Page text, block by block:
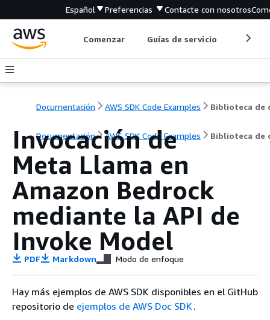
Español Preferencias Contacte con nosotros
Comenzar Guías de servicio
Documentación AWS SDK Code Examples
Documentación AWS SDK Code Examples Biblioteca de
Invocación de
Meta Llama en
Amazon Bedrock
mediante la API de
Invoke Model
PDF Markdown Modo de enfoque
Hay más ejemplos de AWS SDK disponibles en el GitHub
repositorio de ejemplos de AWS Doc SDK.